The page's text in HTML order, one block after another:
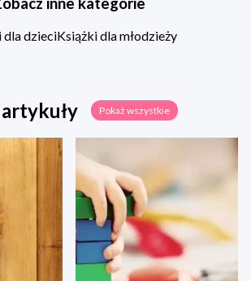
dla dzieciKsiążki dla młodzieży
Pokaż wszystkie